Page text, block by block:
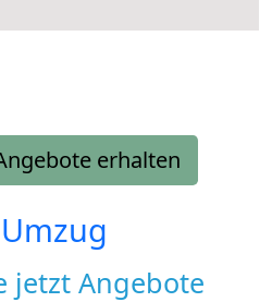
erhalten
jetzt Angebote